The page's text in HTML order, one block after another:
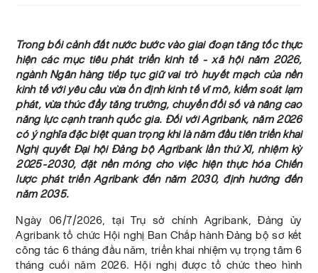
Trong bối cảnh đất nước bước vào giai đoạn tăng tốc thực
hiện các mục tiêu phát triển kinh tế - xã hội năm 2026,
ngành Ngân hàng tiếp tục giữ vai trò huyết mạch của nền
kinh tế với yêu cầu vừa ổn định kinh tế vĩ mô, kiểm soát lạm
phát, vừa thúc đẩy tăng trưởng, chuyển đổi số và nâng cao
năng lực cạnh tranh quốc gia. Đối với Agribank, năm 2026
có ý nghĩa đặc biệt quan trọng khi là năm đầu tiên triển khai
Nghị quyết Đại hội Đảng bộ Agribank lần thứ XI, nhiệm kỳ
2025-2030, đặt nền móng cho việc hiện thực hóa Chiến
lược phát triển Agribank đến năm 2030, định hướng đến
năm 2035.
Ngày 06/7/2026, tại Trụ sở chính Agribank, Đảng ủy
Agribank tổ chức Hội nghị Ban Chấp hành Đảng bộ sơ kết
công tác 6 tháng đầu năm, triển khai nhiệm vụ trọng tâm 6
tháng cuối năm 2026. Hội nghị được tổ chức theo hình